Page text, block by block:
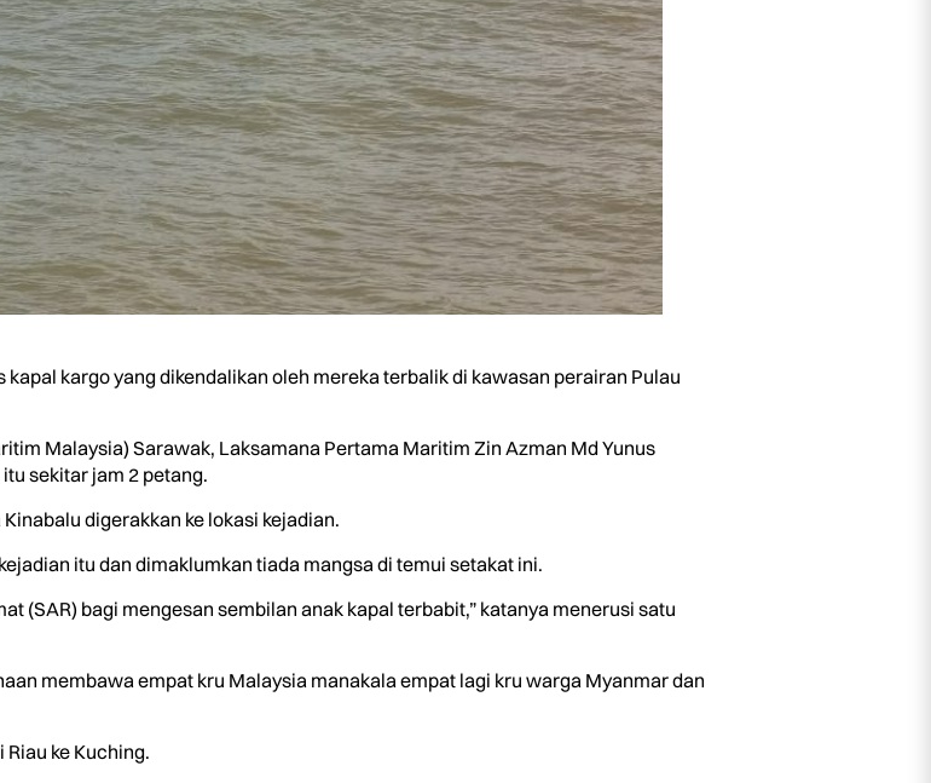
kargo yang dikendalikan oleh mereka terbalik di kawasan perairan Pulau
Malaysia) Sarawak, Laksamana Pertama Maritim Zin Azman Md Yunus
sekitar jam 2 petang.
digerakkan ke lokasi kejadian.
itu dan dimaklumkan tiada mangsa di temui setakat ini.
(SAR) bagi mengesan sembilan anak kapal terbabit,” katanya menerusi satu
membawa empat kru Malaysia manakala empat lagi kru warga Myanmar dan
ke Kuching.